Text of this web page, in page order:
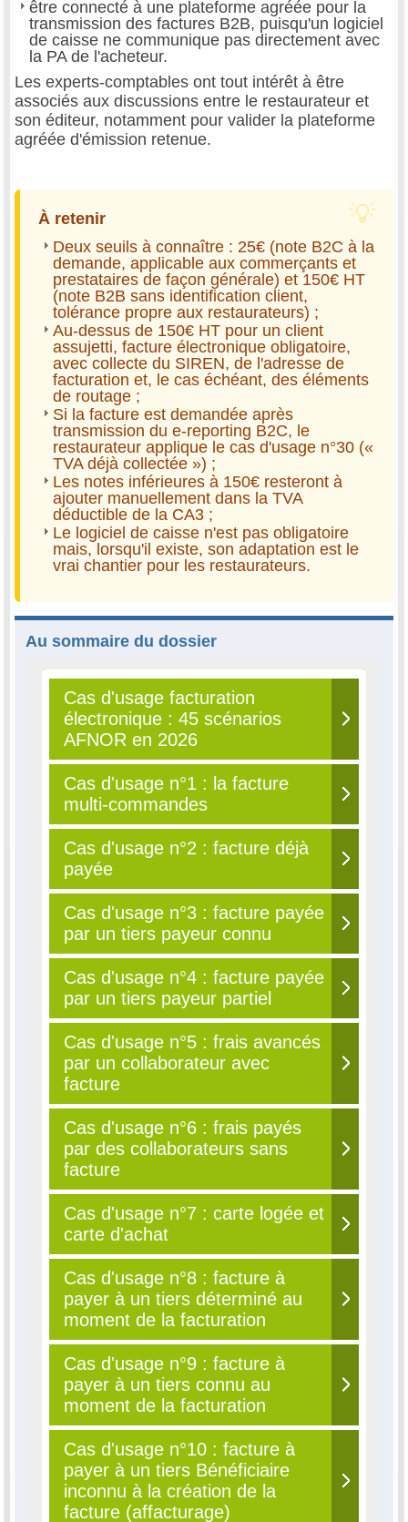
être connecté à une plateforme agréée pour la
transmission des factures B2B, puisqu'un logiciel
de caisse ne communique pas directement avec
la PA de l'acheteur.
Les experts-comptables ont tout intérêt à être
associés aux discussions entre le restaurateur et
son éditeur, notamment pour valider la plateforme
agréée d'émission retenue.
À retenir
Deux seuils à connaître : 25€ (note B2C à la
demande, applicable aux commerçants et
prestataires de façon générale) et 150€ HT
(note B2B sans identification client,
tolérance propre aux restaurateurs) ;
Au-dessus de 150€ HT pour un client
assujetti, facture électronique obligatoire,
avec collecte du SIREN, de l'adresse de
facturation et, le cas échéant, des éléments
de routage ;
Si la facture est demandée après
transmission du e-reporting B2C, le
restaurateur applique le cas d'usage n°30 («
TVA déjà collectée ») ;
Les notes inférieures à 150€ resteront à
ajouter manuellement dans la TVA
déductible de la CA3 ;
Le logiciel de caisse n'est pas obligatoire
mais, lorsqu'il existe, son adaptation est le
vrai chantier pour les restaurateurs.
Au sommaire du dossier
Cas d'usage facturation
électronique : 45 scénarios
AFNOR en 2026
Cas d'usage n°1 : la facture
multi-commandes
Cas d'usage n°2 : facture déjà
payée
Cas d'usage n°3 : facture payée
par un tiers payeur connu
Cas d'usage n°4 : facture payée
par un tiers payeur partiel
Cas d'usage n°5 : frais avancés
par un collaborateur avec
facture
Cas d'usage n°6 : frais payés
par des collaborateurs sans
facture
Cas d'usage n°7 : carte logée et
carte d'achat
Cas d'usage n°8 : facture à
payer à un tiers déterminé au
moment de la facturation
Cas d'usage n°9 : facture à
payer à un tiers connu au
moment de la facturation
Cas d'usage n°10 : facture à
payer à un tiers Bénéficiaire
inconnu à la création de la
facture (affacturage)